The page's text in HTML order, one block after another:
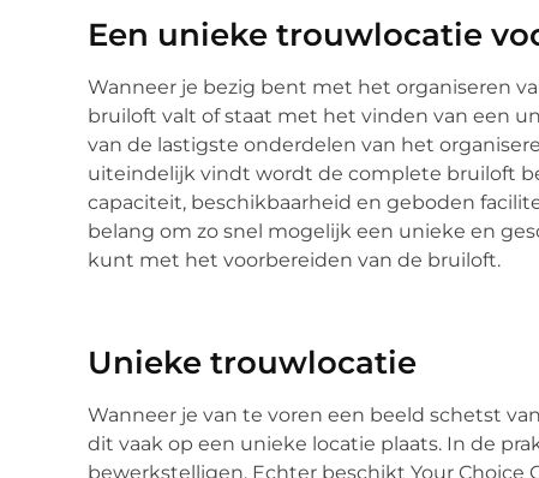
Een unieke trouwlocatie
Wanneer je bezig bent met het organiseren
bruiloft valt of staat met het vinden van een
van de lastigste onderdelen van het
uiteindelijk vindt wordt de complete bruiloft
capaciteit, beschikbaarheid en geboden
belang om zo snel mogelijk een unieke en
kunt met het voorbereiden van de bruiloft.
Unieke trouwlocatie
Wanneer je van te voren een beeld schetst
dit vaak op een unieke locatie plaats. In de
bewerkstelligen. Echter beschikt Your Choice